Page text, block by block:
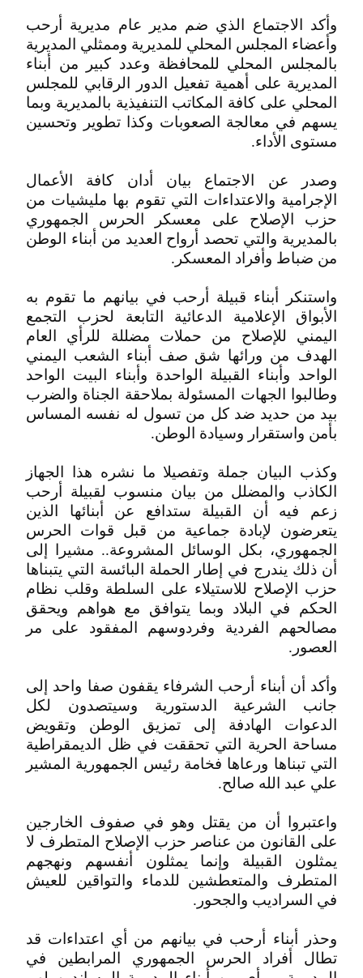
وأكد الاجتماع الذي ضم مدير عام مديرية أرحب
وأعضاء المجلس المحلي للمديرية وممثلي المديرية
بالمجلس المحلي للمحافظة وعدد كبير من أبناء
المديرية على أهمية تفعيل الدور الرقابي للمجلس
المحلي على كافة المكاتب التنفيذية بالمديرية وبما
يسهم في معالجة الصعوبات وكذا تطوير وتحسين
مستوى الأداء.
وصدر عن الاجتماع بيان أدان كافة الأعمال
الإجرامية والاعتداءات التي تقوم بها مليشيات من
حزب الإصلاح على معسكر الحرس الجمهوري
بالمديرية والتي تحصد أرواح العديد من أبناء الوطن
من ضباط وأفراد المعسكر.
واستنكر أبناء قبيلة أرحب في بيانهم ما تقوم به
الأبواق الإعلامية الدعائية التابعة لحزب التجمع
اليمني للإصلاح من حملات مضللة للرأي العام
الهدف من ورائها شق صف أبناء الشعب اليمني
الواحد وأبناء القبيلة الواحدة وأبناء البيت الواحد
وطالبوا الجهات المسئولة بملاحقة الجناة والضرب
بيد من حديد ضد كل من تسول له نفسه المساس
بأمن واستقرار وسيادة الوطن.
وكذب البيان جملة وتفصيلا ما نشره هذا الجهاز
الكاذب والمضلل من بيان منسوب لقبيلة أرحب
زعم فيه أن القبيلة ستدافع عن أبنائها الذين
يتعرضون لإبادة جماعية من قبل قوات الحرس
الجمهوري، بكل الوسائل المشروعة.. مشيرا إلى
أن ذلك يندرج في إطار الحملة البائسة التي يتبناها
حزب الإصلاح للاستيلاء على السلطة وقلب نظام
الحكم في البلاد وبما يتوافق مع هواهم ويحقق
مصالحهم الفردية وفردوسهم المفقود على مر
العصور.
وأكد أن أبناء أرحب الشرفاء يقفون صفا واحد إلى
جانب الشرعية الدستورية وسيتصدون لكل
الدعوات الهادفة إلى تمزيق الوطن وتقويض
مساحة الحرية التي تحققت في ظل الديمقراطية
التي تبناها ورعاها فخامة رئيس الجمهورية المشير
علي عبد الله صالح.
واعتبروا أن من يقتل وهو في صفوف الخارجين
على القانون من عناصر حزب الإصلاح المتطرف لا
يمثلون القبيلة وإنما يمثلون أنفسهم ونهجهم
المتطرف والمتعطشين للدماء والتواقين للعيش
في السراديب والجحور.
وحذر أبناء أرحب في بيانهم من أي اعتداءات قد
تطال أفراد الحرس الجمهوري المرابطين في